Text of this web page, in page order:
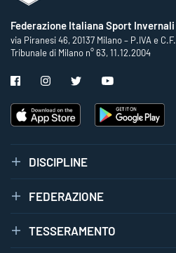
Federazione Italiana Sport Invernali
via Piranesi 46, 20137 Milano – P.IVA e
Tribunale di Milano n° 63, 11.12.2004
DISCIPLINE
FEDERAZIONE
TESSERAMENTO